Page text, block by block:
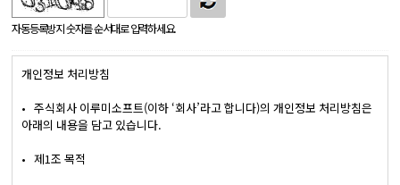
자동등록방지 숫자를 순서대로 입력하세요.